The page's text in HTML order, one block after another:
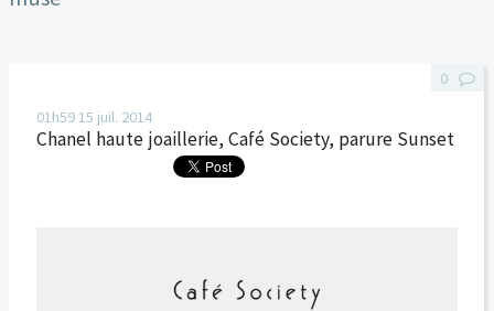
01h5915 juil. 2014
Chanel haute joaillerie, Café Society, parure Sunset
0